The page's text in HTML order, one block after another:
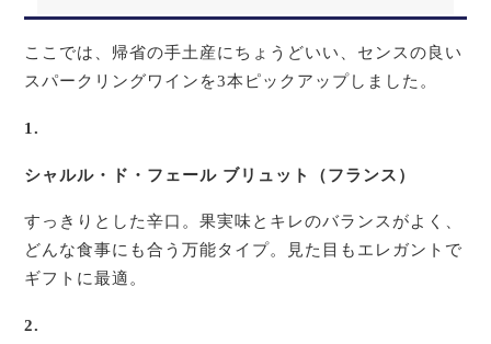
ここでは、帰省の手土産にちょうどいい、センスの良い
スパークリングワインを3本ピックアップしました。
1.
シャルル・ド・フェール ブリュット（フランス）
すっきりとした辛口。果実味とキレのバランスがよく、
どんな食事にも合う万能タイプ。見た目もエレガントで
ギフトに最適。
2.